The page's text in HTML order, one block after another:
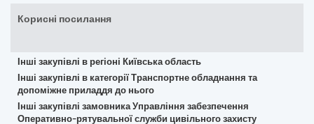
Корисні посилання
Інші закупівлі в регіоні Київська область
Інші закупівлі в категорії Транспортне обладнання та
допоміжне приладдя до нього
Інші закупівлі замовника Управління забезпечення
Оперативно-рятувальної служби цивільного захисту